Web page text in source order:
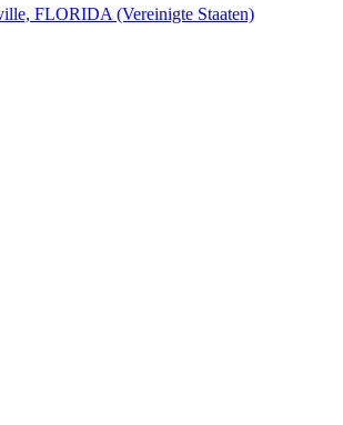
FLORIDA (Vereinigte Staaten)